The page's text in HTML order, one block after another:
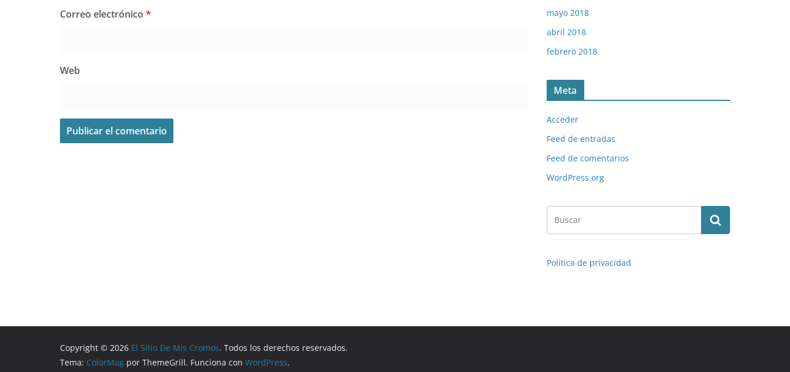
Correo electrónico *
Web
mayo 2018
abril 2018
febrero 2018
Meta
Acceder
Feed de entradas
Feed de comentarios
WordPress.org
Política de privacidad
Copyright © 2026 El Sitio De Mis Cromos. Todos los derechos reservados.
Tema: ColorMag por ThemeGrill. Funciona con WordPress.